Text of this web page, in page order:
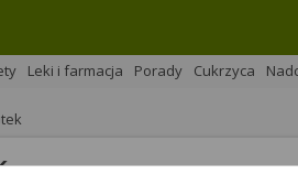
Leki i farmacja Porady Cukrzyca